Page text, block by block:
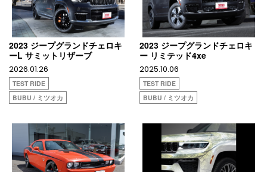
2023 ジープグランドチェロキ
ーL サミットリザーブ
2026.01.26
TEST RIDE
BUBU / ミツオカ
2023 ジープグランドチェロキ
ー リミテッド4xe
2025.10.06
TEST RIDE
BUBU / ミツオカ